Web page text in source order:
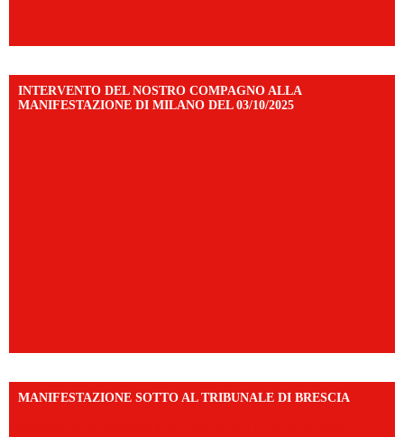
INTERVENTO DEL NOSTRO COMPAGNO ALLA
MANIFESTAZIONE DI MILANO DEL 03/10/2025
MANIFESTAZIONE SOTTO AL TRIBUNALE DI BRESCIA